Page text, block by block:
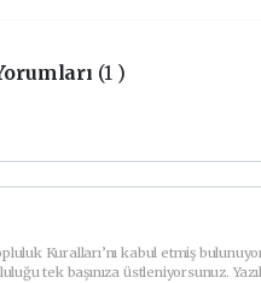
(1 )
Kuralları’nı kabul etmiş
tek başınıza üstleniyorsunuz.